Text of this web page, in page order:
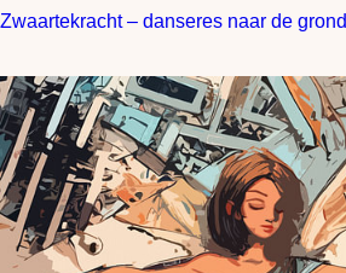
Zwaartekracht – danseres naar de grond